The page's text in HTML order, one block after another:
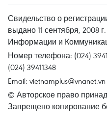
Свидельство о
выдано 11 сентября, 2008
Информации и
Номер телефона: (024)
(024) 39411348
Email: vietnamplus@vnanet.vn
© Авторское право
Запрещено копирование